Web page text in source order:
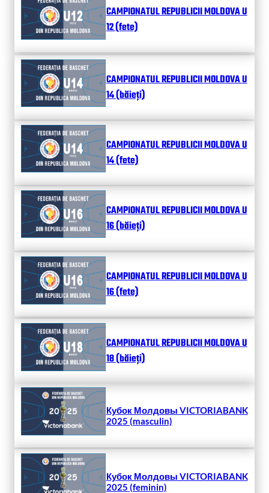
CAMPIONATUL REPUBLICII MOLDOVA U
12 (fete)
CAMPIONATUL REPUBLICII MOLDOVA U
14 (băieți)
CAMPIONATUL REPUBLICII MOLDOVA U
14 (fete)
CAMPIONATUL REPUBLICII MOLDOVA U
16 (băieți)
CAMPIONATUL REPUBLICII MOLDOVA U
16 (fete)
CAMPIONATUL REPUBLICII MOLDOVA U
18 (băieți)
Кубок Молдовы VICTORIABANK
2025 (masculin)
Кубок Молдовы VICTORIABANK
2025 (feminin)